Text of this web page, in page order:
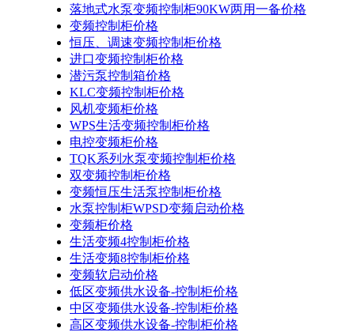
落地式水泵变频控制柜90KW两用一备价格
变频控制柜价格
恒压、调速变频控制柜价格
进口变频控制柜价格
潜污泵控制箱价格
KLC变频控制柜价格
风机变频柜价格
WPS生活变频控制柜价格
电控变频柜价格
TQK系列水泵变频控制柜价格
双变频控制柜价格
变频恒压生活泵控制柜价格
水泵控制柜WPSD变频启动价格
变频柜价格
生活变频4控制柜价格
生活变频8控制柜价格
变频软启动价格
低区变频供水设备-控制柜价格
中区变频供水设备-控制柜价格
高区变频供水设备-控制柜价格